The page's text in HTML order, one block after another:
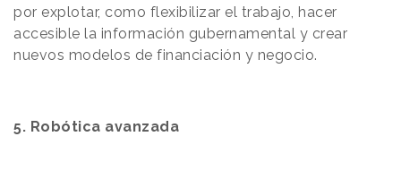
por explotar, como flexibilizar el trabajo, hacer
accesible la información gubernamental y crear
nuevos modelos de financiación y negocio.
5. Robótica avanzada